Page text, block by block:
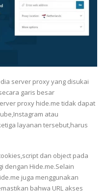
server proxy yang disukai
garis besar
proxy hide.me tidak dapat
atau
layanan tersebut,harus
dan object pada
dengan Hide.me.Selain
juga menggunakan
bahwa URL akses